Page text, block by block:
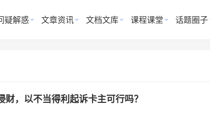
疑解惑 文章资讯 文档文库 课程课堂 话题圈子
财，以不当得利起诉卡主可行吗？